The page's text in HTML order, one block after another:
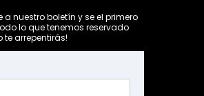
a nuestro boletín y se el primero
lo que tenemos reservado
te arrepentirás!